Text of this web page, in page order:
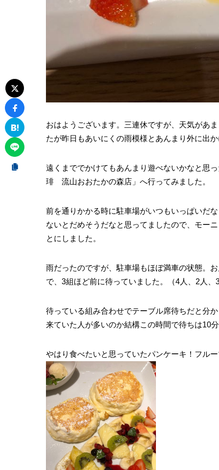
おはようございます。三連休ですが、天気があ
たが昨日もあいにくの雨模様とあんまり外に出
遠くまででかけてもあんまり遊べないかなと思
琲 流山おおたかの森店」へ行ってみました。
前を通りかかる時に駐車場がいつもいっぱいだ
ないとだめそうだなと思ってましたので、モー
とにしました。
雨だったのですが、駐車場もほぼ満車の状態。
で、3組ほど前に待っていました。（4人、2人、
待っている組み合わせでテーブル席待ちだと分
来ていた人が多いのか結構この時間で待ちは10
やはり食べたいと思っていたパンケーキ！フル